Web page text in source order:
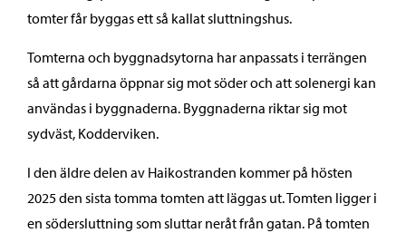
tomter får byggas ett så kallat sluttningshus.
Tomterna och byggnadsytorna har anpassats i terrängen
så att gårdarna öppnar sig mot söder och att solenergi kan
användas i byggnaderna. Byggnaderna riktar sig mot
sydväst, Kodderviken.
I den äldre delen av Haikostranden kommer på hösten
2025 den sista tomma tomten att läggas ut. Tomten ligger i
en södersluttning som sluttar neråt från gatan. På tomten